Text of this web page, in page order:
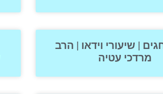
| שיעורי וידאו | הרב
מרדכי עטיה